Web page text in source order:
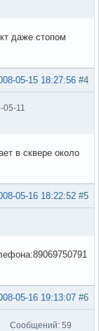
даже стопом
#4
05-15 18:27:56
05-11
в сквере около
#5
05-16 18:22:52
#6
05-16 19:13:07
Сообщений: 59